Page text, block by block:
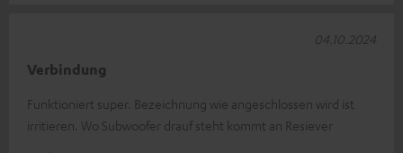
Verbindung
Funktioniert super. Bezeichnung wie angeschlossen wird ist
irritieren. Wo Subwoofer drauf steht kommt an Resiever
04.10.2024